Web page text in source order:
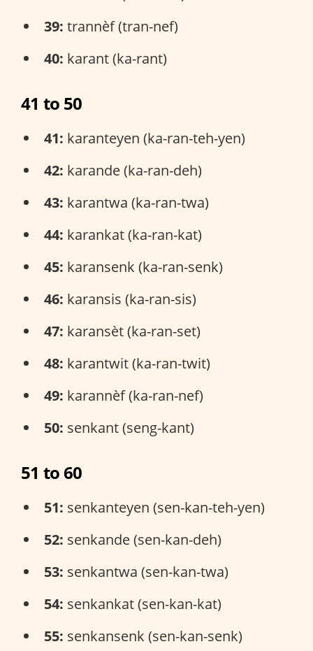
39: trannèf (tran-nef)
40: karant (ka-rant)
41 to 50
41: karanteyen (ka-ran-teh-yen)
42: karande (ka-ran-deh)
43: karantwa (ka-ran-twa)
44: karankat (ka-ran-kat)
45: karansenk (ka-ran-senk)
46: karansis (ka-ran-sis)
47: karansèt (ka-ran-set)
48: karantwit (ka-ran-twit)
49: karannèf (ka-ran-nef)
50: senkant (seng-kant)
51 to 60
51: senkanteyen (sen-kan-teh-yen)
52: senkande (sen-kan-deh)
53: senkantwa (sen-kan-twa)
54: senkankat (sen-kan-kat)
55: senkansenk (sen-kan-senk)